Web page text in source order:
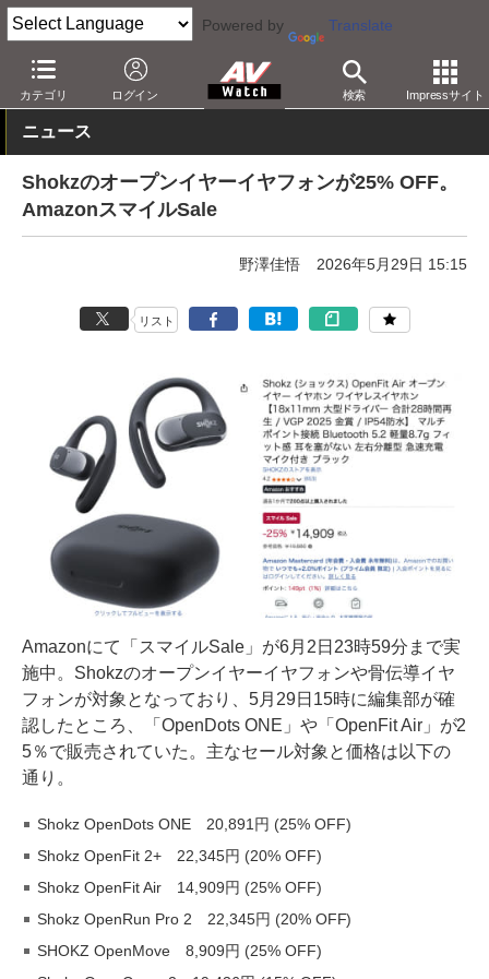
Powered by Translate
カテゴリ ログイン 検索 Impressサイト
AV Watch 動向 ショップ セール
ニュース
Shokzのオープンイヤーイヤフォンが25% OFF。
AmazonスマイルSale
野澤佳悟 2026年5月29日 15:15
リスト
Amazonにて「スマイルSale」が6月2日23時59分まで実
施中。Shokzのオープンイヤーイヤフォンや骨伝導イヤ
フォンが対象となっており、5月29日15時に編集部が確
認したところ、「OpenDots ONE」や「OpenFit Air」が2
5％で販売されていた。主なセール対象と価格は以下の
通り。
Shokz OpenDots ONE 20,891円 (25% OFF)
Shokz OpenFit 2+ 22,345円 (20% OFF)
Shokz OpenFit Air 14,909円 (25% OFF)
Shokz OpenRun Pro 2 22,345円 (20% OFF)
SHOKZ OpenMove 8,909円 (25% OFF)